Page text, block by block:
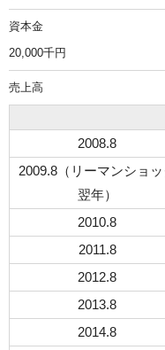
資本金
20,000千円
売上高
2008.8
2009.8（リーマンショッ
翌年）
2010.8
2011.8
2012.8
2013.8
2014.8